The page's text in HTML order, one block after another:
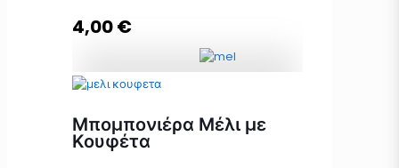
4,00€
Μελεκούνι ποσότητα
Μπομπονιέρα Μέλι με
Κουφέτα